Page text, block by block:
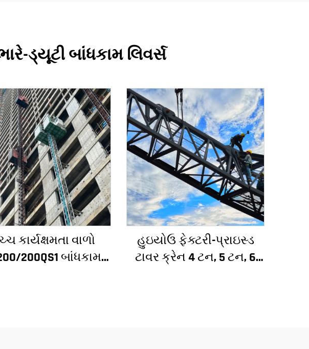
ડ્યૂટી બાંધકામ લિવર્સ
કાર્યક્ષમતા વાળો
200QS1 બાંધકામ
હુઇયોઉ ફેક્ટરી-પ્રાઇસ્ડ
ટાવર ક્રેન 4 ટન, 5 ટન, 6